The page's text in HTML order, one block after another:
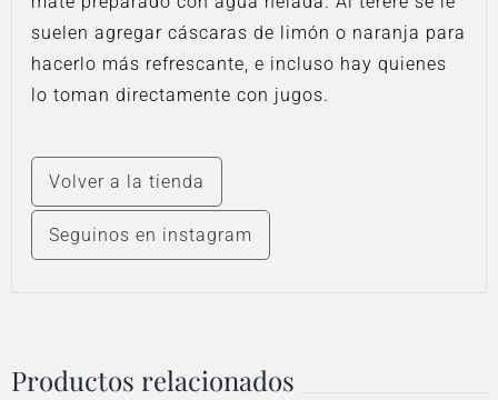
suelen agregar cáscaras de limón o naranja para
hacerlo más refrescante, e incluso hay quienes
lo toman directamente con jugos.
Volver a la tienda
Seguinos en instagram
Productos relacionados